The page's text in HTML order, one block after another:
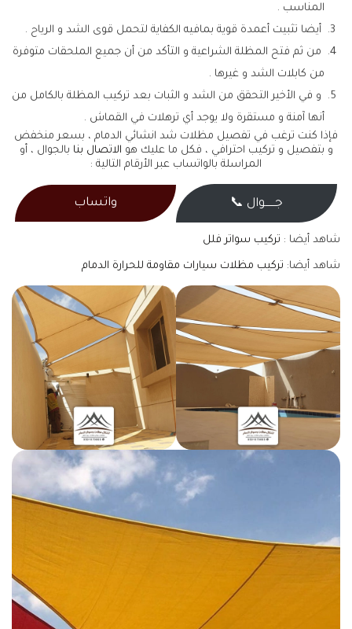
المناسب .
أيضا تثبيت أعمدة قوية بمافيه الكفاية لتحمل قوى الشد و الرياح .
من ثم فتح المظلة الشراعية و التأكد من أن جميع الملحقات متوفرة
من كابلات الشد و غيرها .
و في الأخير التحقق من الشد و الثبات بعد تركيب المظلة بالكامل من
أنها آمنة و مستقرة ولا يوجد أي ترهلات في القماش .
فإذا كنت ترغب في تفصيل مظلات شد انشائي الدمام ، بسعر منخفض
و بتفصيل و تركيب احترافي ، فكل ما عليك هو الاتصال بنا بالجوال ، أو
المراسلة بالواتساب عبر الأرقام التالية :
جــــــوال 📞 واتساب
شاهد أيضا : تركيب سواتر فلل
شاهد أيضا: تركيب مظلات سيارات مقاومة للحرارة الدمام